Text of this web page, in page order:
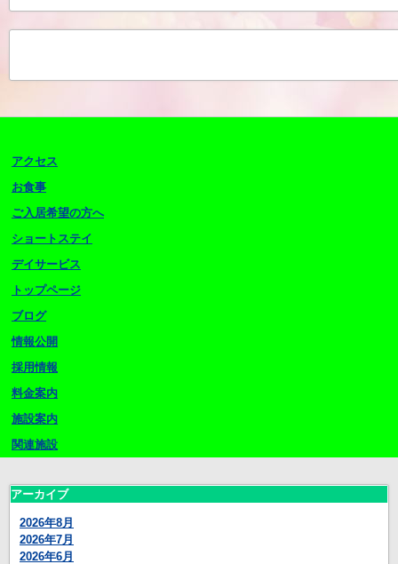
アクセス
お食事
ご入居希望の方へ
ショートステイ
デイサービス
トップページ
ブログ
情報公開
採用情報
料金案内
施設案内
関連施設
アーカイブ
2026年8月
2026年7月
2026年6月